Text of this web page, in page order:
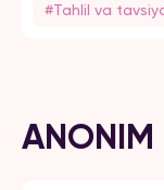
#Tahlil va
ANONIM